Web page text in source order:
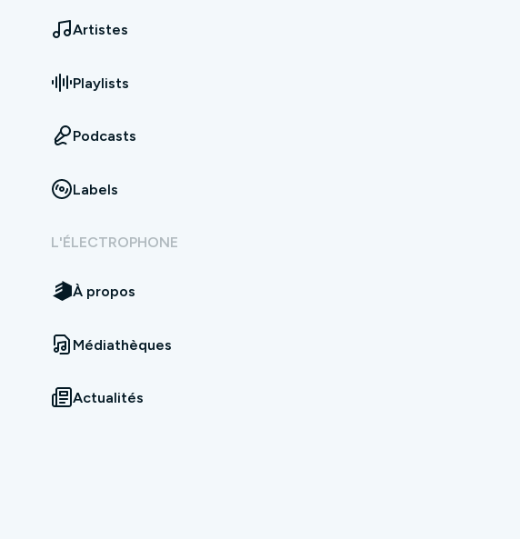
Artistes
Playlists
Podcasts
Labels
L'ÉLECTROPHONE
À propos
Médiathèques
Actualités